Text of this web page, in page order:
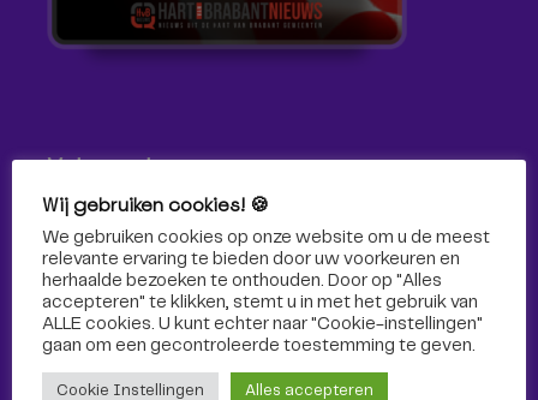
Volg ons!
Volg Omroep Tilburg niet alleen hier, maar ook via social
media!
Wij gebruiken cookies! 🍪
We gebruiken cookies op onze website om u de meest
relevante ervaring te bieden door uw voorkeuren en
herhaalde bezoeken te onthouden. Door op "Alles
accepteren" te klikken, stemt u in met het gebruik van
ALLE cookies. U kunt echter naar "Cookie-instellingen"
gaan om een ​​gecontroleerde toestemming te geven.
Cookie Instellingen Alles accepteren